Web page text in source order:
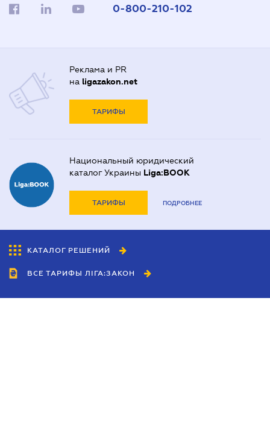
0-800-210-102
Реклама и PR
на ligazakon.net
ТАРИФЫ
Национальный юридический
каталог Украины Liga:BOOK
ТАРИФЫ ПОДРОБНЕЕ
КАТАЛОГ РЕШЕНИЙ
ВСЕ ТАРИФЫ ЛІГА:ЗАКОН